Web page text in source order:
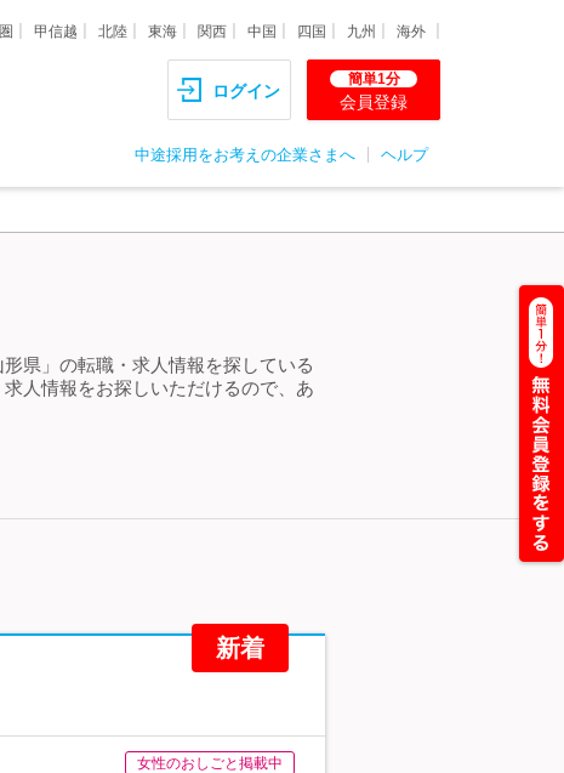
甲信越 北陸 東海 関西 中国 四国 九州 海外
ログイン
簡単1分
会員登録
中途採用をお考えの企業さまへ ヘルプ
県」の転職・求人情報を探している
人情報をお探しいただけるので、あ
新着
女性のおしごと掲載中